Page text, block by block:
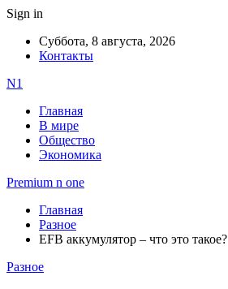
Sign in
Суббота, 8 августа, 2026
Контакты
N1
Главная
В мире
Общество
Экономика
Premium n one
Главная
Разное
EFB аккумулятор – что это такое?
Разное